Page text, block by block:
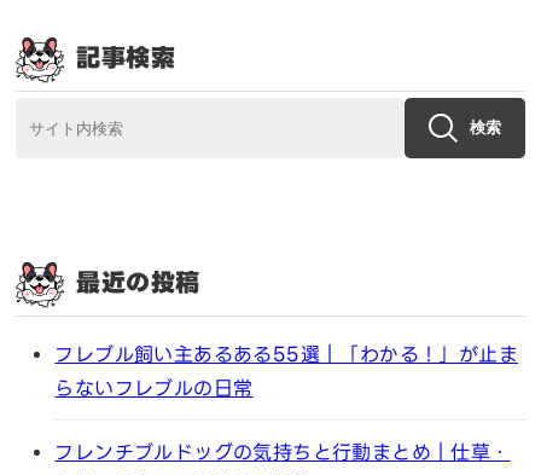
記事検索
検索
最近の投稿
フレブル飼い主あるある55選｜「わかる！」が止ま
らないフレブルの日常
フレンチブルドッグの気持ちと行動まとめ｜仕草・